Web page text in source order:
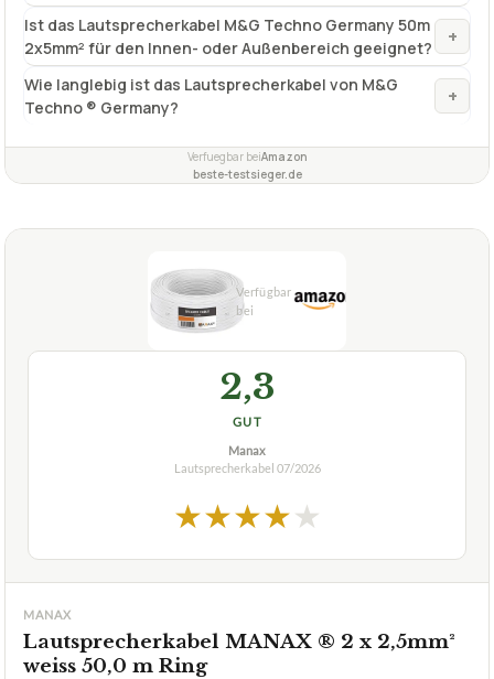
Ist das Lautsprecherkabel M&G Techno Germany 50m
2x5mm² für den Innen- oder Außenbereich geeignet?
+
Wie langlebig ist das Lautsprecherkabel von M&G
Techno ® Germany?
+
Verfuegbar beiAmazon
beste-testsieger.de
2,3
GUT
Manax
Lautsprecherkabel 07/2026
★★★★★
MANAX
Lautsprecherkabel MANAX ® 2 x 2,5mm²
weiss 50,0 m Ring